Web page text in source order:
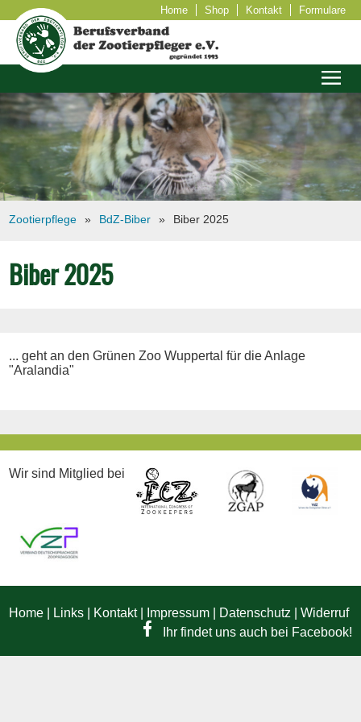
Home Shop Kontakt Formulare
Zootierpflege BdZ-Biber Biber 2025
Biber 2025
... geht an den Grünen Zoo Wuppertal für die Anlage
"Aralandia"
Wir sind Mitglied bei
Home Links Kontakt| Impressum Datenschutz |Widerruf
Ihr findet uns auch bei Facebook!